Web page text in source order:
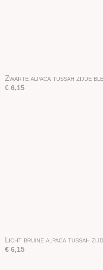
Zwarte alpaca tussah zijde
€ 6,15
Licht bruine alpaca tussah
€ 6,15